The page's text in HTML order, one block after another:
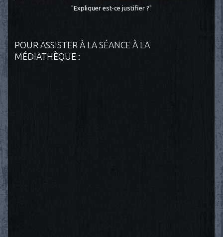
"Expliquer est-ce justifier ?"
POUR ASSISTER À LA SÉANCE À LA
MÉDIATHÈQUE :